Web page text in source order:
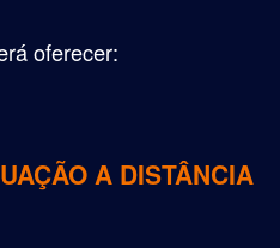
oferecer:
A DISTÂNCIA